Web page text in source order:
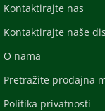
Kontaktirajte nas
Kontaktirajte naše
O nama
Pretražite prodajna
Politika privatnosti